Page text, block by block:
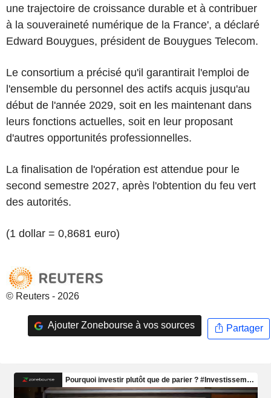
une trajectoire de croissance durable et à contribuer
à la souveraineté numérique de la France', a déclaré
Edward Bouygues, président de Bouygues Telecom.
Le consortium a précisé qu'il garantirait l'emploi de
l'ensemble du personnel des actifs acquis jusqu'au
début de l'année 2029, soit en les maintenant dans
leurs fonctions actuelles, soit en leur proposant
d'autres opportunités professionnelles.
La finalisation de l'opération est attendue pour le
second semestre 2027, après l'obtention du feu vert
des autorités.
(1 dollar = 0,8681 euro)
© Reuters - 2026
Ajouter Zonebourse à vos sources Partager